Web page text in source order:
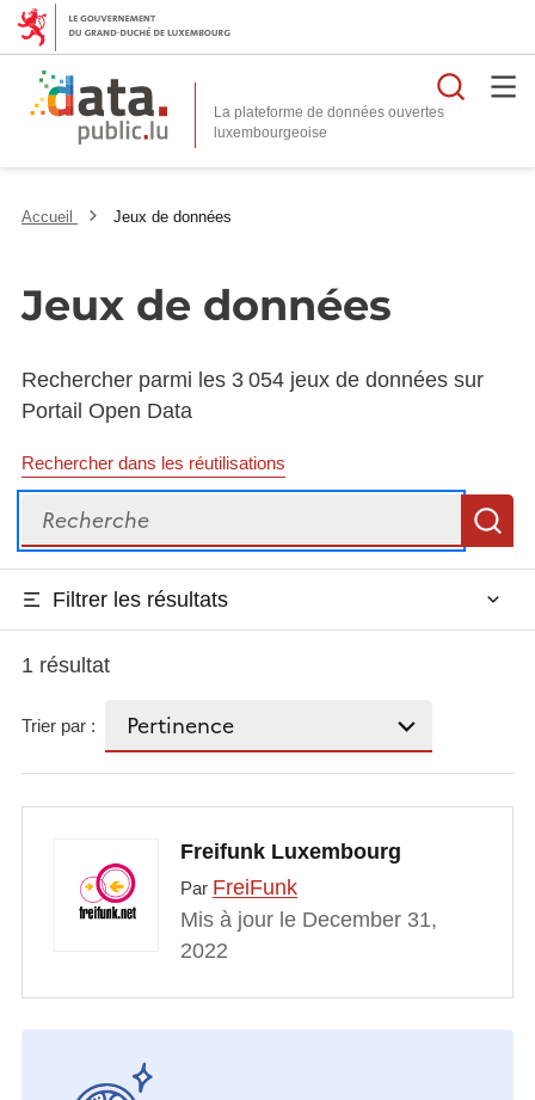
La plateforme de données ouvertes
Accueil Jeux de données
Jeux de données
Rechercher parmi les 3 054 jeux de données sur
Portail Open Data
Rechercher dans les réutilisations
Recherche
Filtrer les résultats
1 résultat
Trier par :
Freifunk Luxembourg
Par FreiFunk
Mis à jour le December 31,
2022